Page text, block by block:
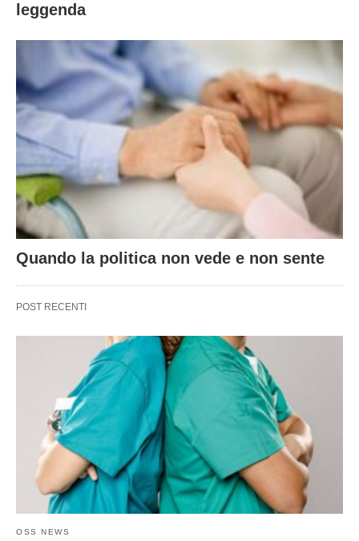
leggenda
Quando la politica non vede e non sente
POST RECENTI
OSS NEWS